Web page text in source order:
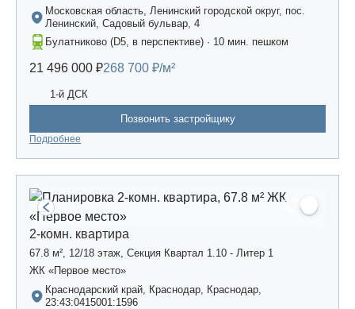
Московская область, Ленинский городской округ, пос.
Ленинский, Садовый бульвар, 4
Булатниково (D5, в перспективе) · 10 мин. пешком
21 496 000 ₽268 700 ₽/м²
1-й ДСК
Позвонить застройщику
Подробнее
2-комн. квартира
67.8 м², 12/18 этаж, Секция Квартал 1.10 - Литер 1
ЖК «Первое место»
Краснодарский край, Краснодар, Краснодар,
23:43:0415001:1596